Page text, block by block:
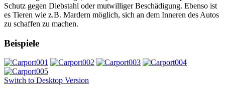
Schutz gegen Diebstahl oder mutwilliger Beschädigung. Ebenso ist
es Tieren wie z.B. Mardern möglich, sich an dem Inneren des Autos
zu schaffen zu machen.
Beispiele
Switch to Desktop Version